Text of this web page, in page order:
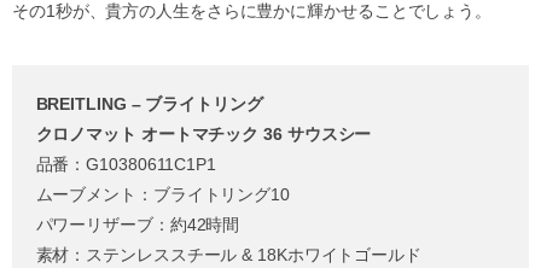
その1秒が、貴方の人生をさらに豊かに輝かせることでしょう。
BREITLING – ブライトリング
クロノマット オートマチック 36 サウスシー
品番：G10380611C1P1
ムーブメント：ブライトリング10
パワーリザーブ：約42時間
素材：ステンレススチール & 18Kホワイトゴールド